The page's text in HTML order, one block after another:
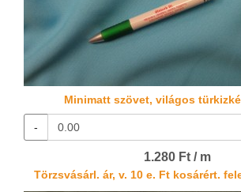
Minimatt szövet, világos
-
1.280 Ft / m
Törzsvásárl. ár, v. 10 e. Ft kosárért.